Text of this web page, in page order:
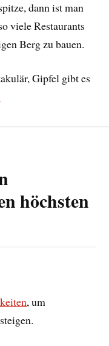
dann ist man
viele Restaurants
Berg zu bauen.
Gipfel gibt es
höchsten
, um